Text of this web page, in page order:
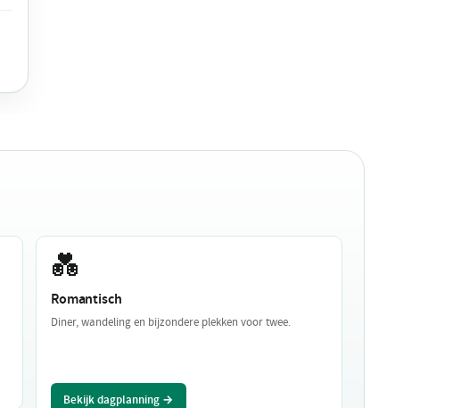
💑
Romantisch
Diner, wandeling en bijzondere plekken voor twee.
Bekijk dagplanning →